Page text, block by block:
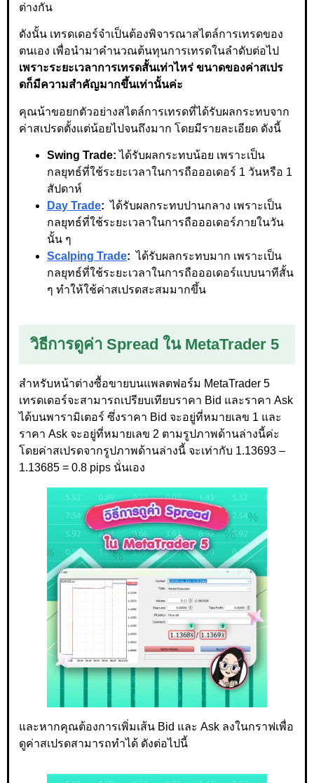
ต่างกัน
ดังนั้น เทรดเดอร์จำเป็นต้องพิจารณาสไตล์การเทรดของ
ตนเอง เพื่อนำมาคำนวณต้นทุนการเทรดในลำดับต่อไป
เพราะระยะเวลาการเทรดสั้นเท่าไหร่ ขนาดของค่าสเปร
ดก็มีความสำคัญมากขึ้นเท่านั้นค่ะ
คุณน้าขอยกตัวอย่างสไตล์การเทรดที่ได้รับผลกระทบจาก
ค่าสเปรดตั้งแต่น้อยไปจนถึงมาก โดยมีรายละเอียด ดังนี้
Swing Trade: ได้รับผลกระทบน้อย เพราะเป็น
กลยุทธ์ที่ใช้ระยะเวลาในการถือออเดอร์ 1 วันหรือ 1
สัปดาห์
Day Trade: ได้รับผลกระทบปานกลาง เพราะเป็น
กลยุทธ์ที่ใช้ระยะเวลาในการถือออเดอร์ภายในวัน
นั้น ๆ
Scalping Trade: ได้รับผลกระทบมาก เพราะเป็น
กลยุทธ์ที่ใช้ระยะเวลาในการถือออเดอร์แบบนาทีสั้น
ๆ ทำให้ใช้ค่าสเปรดสะสมมากขึ้น
วิธีการดูค่า Spread ใน MetaTrader 5
สำหรับหน้าต่างซื้อขายบนแพลตฟอร์ม MetaTrader 5
เทรดเดอร์จะสามารถเปรียบเทียบราคา Bid และราคา Ask
ได้บนพารามิเตอร์ ซึ่งราคา Bid จะอยู่ที่หมายเลข 1 และ
ราคา Ask จะอยู่ที่หมายเลข 2 ตามรูปภาพด้านล่างนี้ค่ะ
โดยค่าสเปรดจากรูปภาพด้านล่างนี้ จะเท่ากับ 1.13693 –
1.13685 = 0.8 pips นั่นเอง
และหากคุณต้องการเพิ่มเส้น Bid และ Ask ลงในกราฟเพื่อ
ดูค่าสเปรดสามารถทำได้ ดังต่อไปนี้